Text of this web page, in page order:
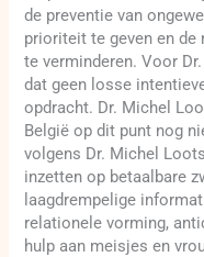
de preventie van
prioriteit te geven en
te verminderen. Voor
dat geen losse
opdracht. Dr. Michel
België op dit punt nog
volgens Dr. Michel
inzetten op betaalbare
laagdrempelige
relationele vorming,
hulp aan meisjes en